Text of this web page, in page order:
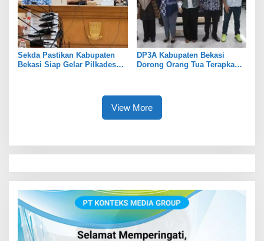
Sekda Pastikan Kabupaten
Bekasi Siap Gelar Pilkades
DP3A Kabupaten Bekasi
Dorong Orang Tua Terapkan
View More